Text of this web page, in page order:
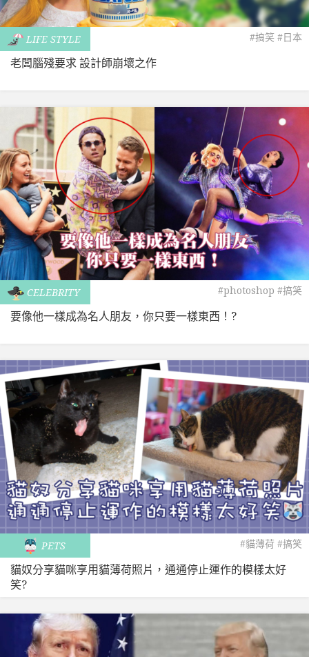
LIFE STYLE #搞笑 #日本
老闆腦殘要求 設計師崩壞之作
CELEBRITY #photoshop #搞笑
要像他一樣成為名人朋友，你只要一樣東西！?
PETS #貓薄荷 #搞笑
貓奴分享貓咪享用貓薄荷照片，通通停止運作的模樣太好
笑?